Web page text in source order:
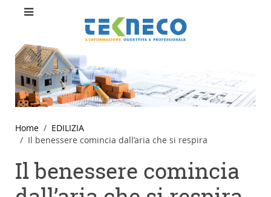
Home
EDILIZIA
Il benessere comincia dall’aria che si respira
Il benessere comincia